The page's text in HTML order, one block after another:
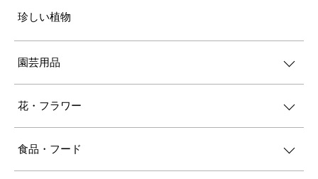
珍しい植物
園芸用品
花・フラワー
食品・フード